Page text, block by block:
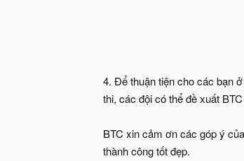
4. Để thuận tiện cho các bạn
thi, các đội có thể đề xuất
BTC xin cảm ơn các góp ý
thành công tốt đẹp.